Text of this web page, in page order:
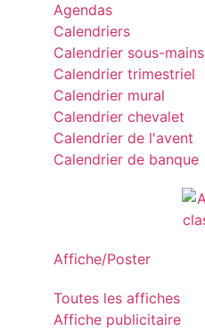
Agendas
Calendriers
Calendrier sous-mains
Calendrier trimestriel
Calendrier mural
Calendrier chevalet
Calendrier de l'avent
Calendrier de banque
Affiche/Poster
Toutes les affiches
Affiche publicitaire